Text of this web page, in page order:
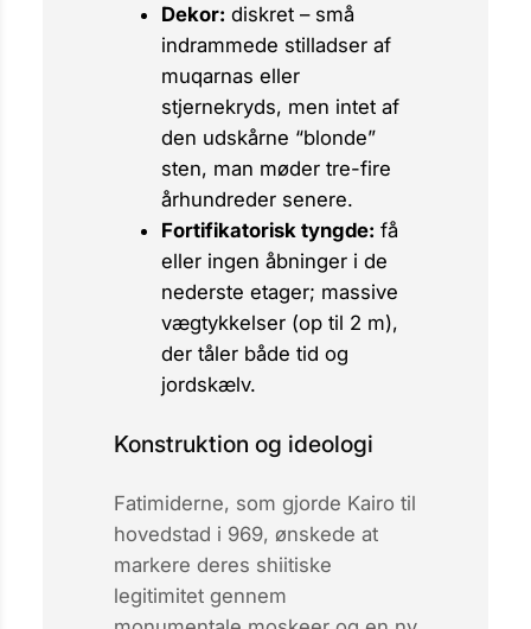
Dekor: diskret – små
indrammede stilladser af
muqarnas eller
stjernekryds, men intet af
den udskårne “blonde”
sten, man møder tre-fire
århundreder senere.
Fortifikatorisk tyngde: få
eller ingen åbninger i de
nederste etager; massive
vægtykkelser (op til 2 m),
der tåler både tid og
jordskælv.
Konstruktion og ideologi
Fatimiderne, som gjorde Kairo til
hovedstad i 969, ønskede at
markere deres shiitiske
legitimitet gennem